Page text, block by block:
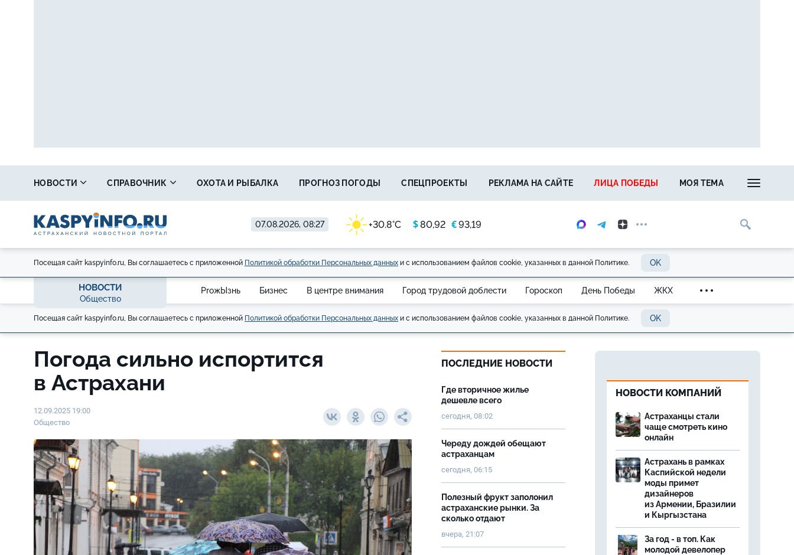
07.08.2026, 08:27 +30.8°C $80,92 €93,19
НОВОСТИ СПРАВОЧНИК ОХОТА И РЫБАЛКА ПРОГНОЗ ПОГОДЫ СПЕЦПРОЕКТЫ РЕКЛАМА НА САЙТЕ ЛИЦА ПОБЕДЫ МОЯ ТЕМА
Посещая сайт kaspyinfo.ru, Вы соглашаетесь с приложенной Политикой обработки Персональных данных и с использованием файлов cookie, указанных в данной Политике. OK
НОВОСТИ
Общество
ProжЫзнь Бизнес В центре внимания Город трудовой доблести Гороскоп День Победы ЖКХ
Посещая сайт kaspyinfo.ru, Вы соглашаетесь с приложенной Политикой обработки Персональных данных и с использованием файлов cookie, указанных в данной Политике. OK
Погода сильно испортится
в Астрахани
12.09.2025 19:00
Общество
ПОСЛЕДНИЕ НОВОСТИ
Где вторичное жилье
дешевле всего
сегодня, 08:02
Череду дождей обещают
астраханцам
сегодня, 06:15
Полезный фрукт заполонил
астраханские рынки. За
сколько отдают
вчера, 21:07
НОВОСТИ КОМПАНИЙ
Астраханцы стали
чаще смотреть кино
онлайн
Астрахань в рамках
Каспийской недели
моды примет
дизайнеров
из Армении, Бразилии
и Кыргызстана
За год - в топ. Как
молодой девелопер